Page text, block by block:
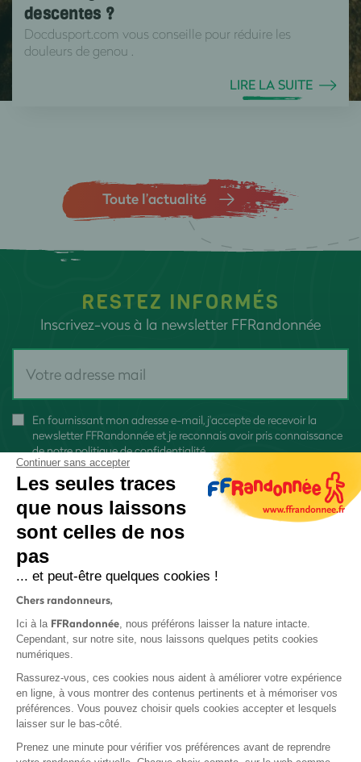
descentes ?
Docdusport.com vous conseille pour réduire les
douleurs de genou .
LIRE LA SUITE
Toute l’actualité
RESTEZ INFORMÉS
Inscrivez-vous à la newsletter FFRandonnée
En fournissant mon adresse e-mail, j'accepte de recevoir la
newsletter FFRandonnée et je reconnais avoir pris connaissance
denotre politique de confidentialité
Protection des données
Politique de confidentialité
Continuer sans accepter
Les seules traces
que nous laissons
sont celles de nos
pas
... et peut-être quelques cookies !
Chers randonneurs,
Ici à la FFRandonnée, nous préférons laisser la nature intacte.
Cependant, sur notre site, nous laissons quelques petits cookies
numériques.
Rassurez-vous, ces cookies nous aident à améliorer votre expérience
en ligne, à vous montrer des contenus pertinents et à mémoriser vos
préférences. Vous pouvez choisir quels cookies accepter et lesquels
laisser sur le bas-côté.
Prenez une minute pour vérifier vos préférences avant de reprendre